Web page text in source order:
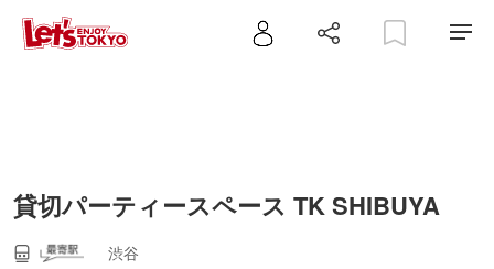
貸切パーティースペース TK SHIBUYA
渋谷